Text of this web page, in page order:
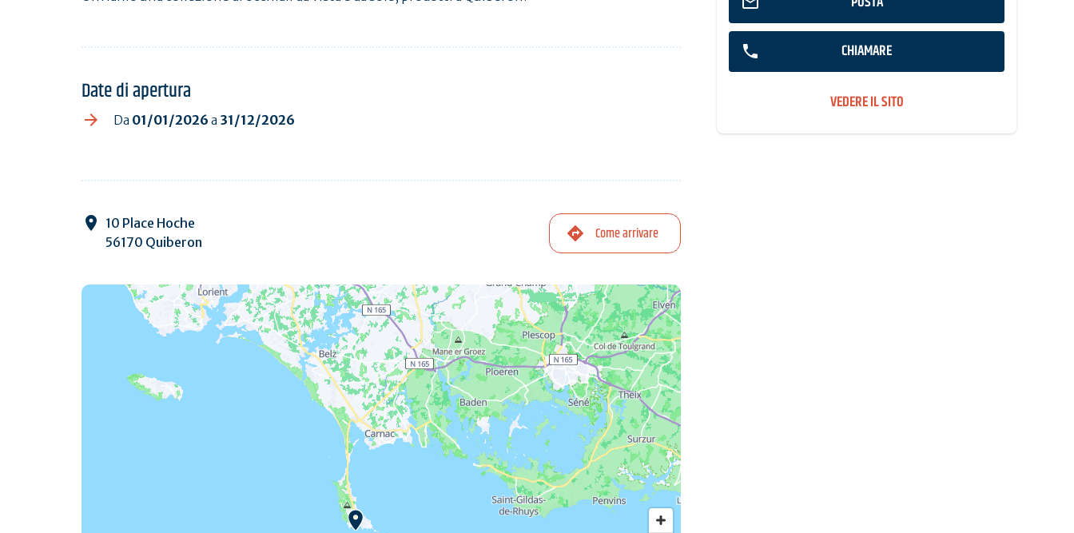
CHIAMARE
VEDERE IL SITO
Date di apertura
Da 01/01/2026 a 31/12/2026
10 Place Hoche
56170 Quiberon
Come arrivare